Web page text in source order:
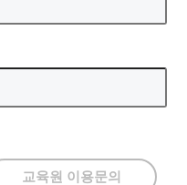
교육원 이용문의